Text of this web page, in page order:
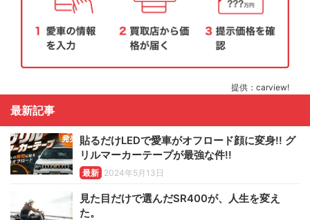
提供：carview!
最新記事
貼るだけLEDで愛車がオフロード顔に変身!! グ
リルマーカーテープが最強な件!!
最新 2024年5月13日
見た目だけで選んだSR400が、人生を変え
た。